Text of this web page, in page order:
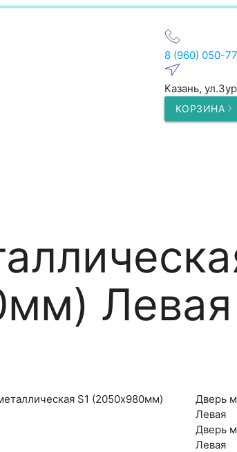
8 (960) 050-
Казань,
КОРЗИНА
Левая
Дверь
Левая
Дверь
Левая